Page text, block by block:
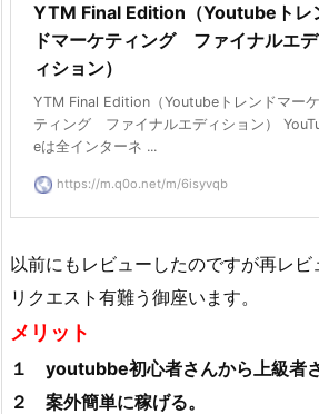
YTM Final Edition（Youtubeトレ
ドマーケティング ファイナルエデ
ィション）
YTM Final Edition（Youtubeトレンドマーケ
ティング ファイナルエディション）
eは全インターネ ...
https://m.q0o.net/m/6isyvqb
以前にもレビューしたのですが再レビ
リクエスト有難う御座います。
メリット
１ youtubbe初心者さんから上級者さ
２ 案外簡単に稼げる。